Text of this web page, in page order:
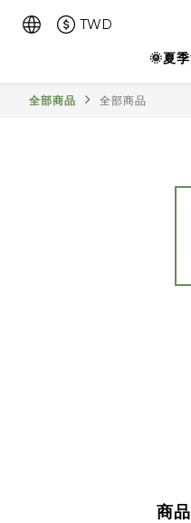
TWD
🌞夏
全部商品 全部商品
商